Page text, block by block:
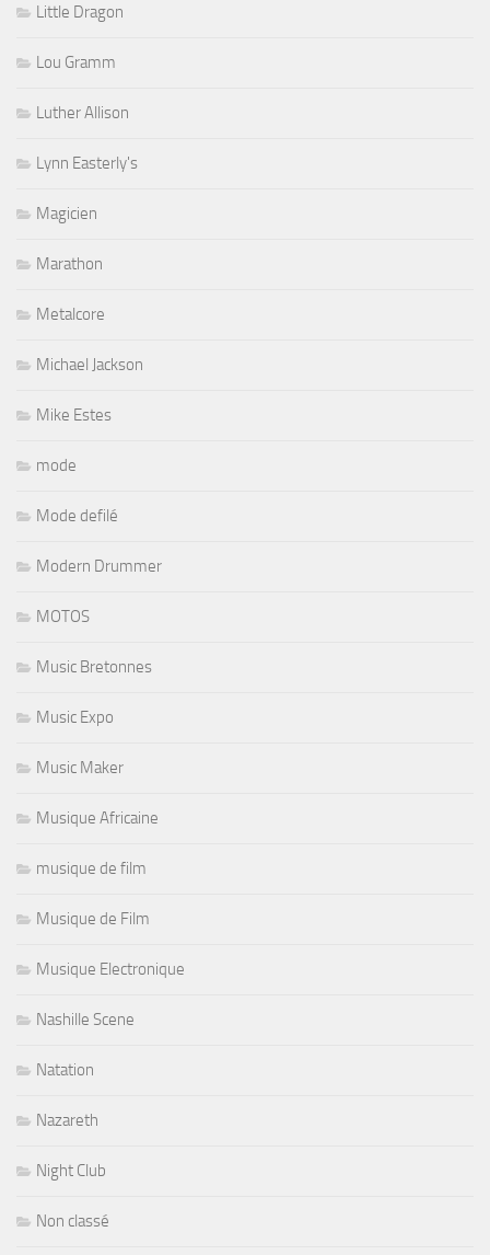
Little Dragon
Lou Gramm
Luther Allison
Lynn Easterly's
Magicien
Marathon
Metalcore
Michael Jackson
Mike Estes
mode
Mode defilé
Modern Drummer
MOTOS
Music Bretonnes
Music Expo
Music Maker
Musique Africaine
musique de film
Musique de Film
Musique Electronique
Nashille Scene
Natation
Nazareth
Night Club
Non classé